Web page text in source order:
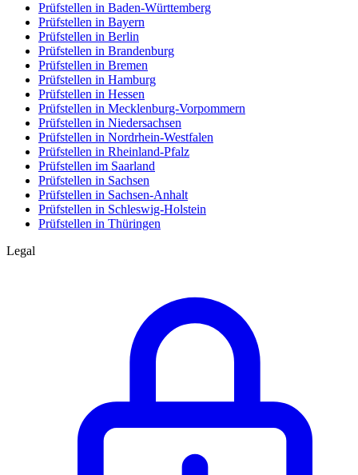
Prüfstellen in Baden-Württemberg
Prüfstellen in Bayern
Prüfstellen in Berlin
Prüfstellen in Brandenburg
Prüfstellen in Bremen
Prüfstellen in Hamburg
Prüfstellen in Hessen
Prüfstellen in Mecklenburg-Vorpommern
Prüfstellen in Niedersachsen
Prüfstellen in Nordrhein-Westfalen
Prüfstellen in Rheinland-Pfalz
Prüfstellen im Saarland
Prüfstellen in Sachsen
Prüfstellen in Sachsen-Anhalt
Prüfstellen in Schleswig-Holstein
Prüfstellen in Thüringen
Legal